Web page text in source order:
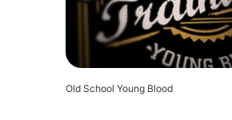
Old School Young Blood